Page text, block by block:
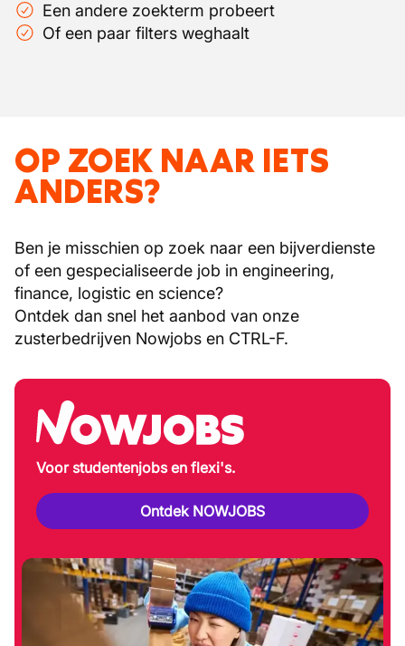
Een andere zoekterm probeert
Of een paar filters weghaalt
OP ZOEK NAAR IETS
ANDERS?
Ben je misschien op zoek naar een bijverdienste
of een gespecialiseerde job in engineering,
finance, logistic en science?
Ontdek dan snel het aanbod van onze
zusterbedrijven Nowjobs en CTRL-F.
Voor studentenjobs en flexi's.
Ontdek NOWJOBS